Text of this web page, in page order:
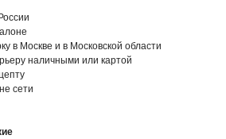
в Москве и в Московской области
наличными или картой
сети